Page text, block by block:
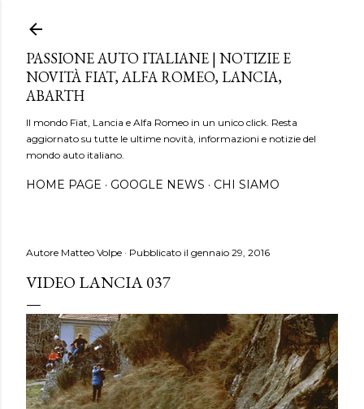
PASSIONE AUTO ITALIANE | NOTIZIE E
NOVITÀ FIAT, ALFA ROMEO, LANCIA,
ABARTH
Il mondo Fiat, Lancia e Alfa Romeo in un unico click. Resta
aggiornato su tutte le ultime novità, informazioni e notizie del
mondo auto italiano.
HOME PAGE GOOGLE NEWS CHI SIAMO
Autore Matteo Volpe Pubblicato il gennaio 29, 2016
VIDEO LANCIA 037